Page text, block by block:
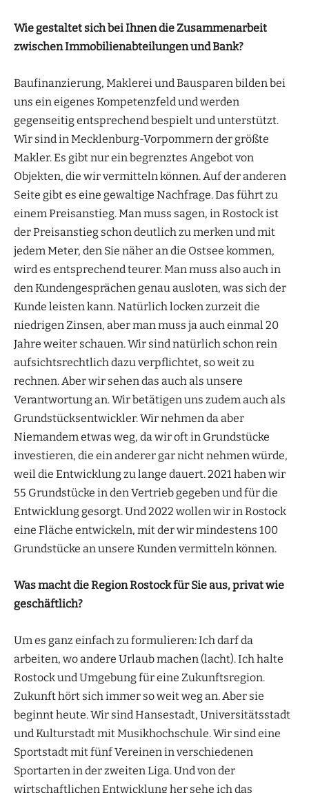
Wie gestaltet sich bei Ihnen die Zusammenarbeit
zwischen Immobilienabteilungen und Bank?
Baufinanzierung, Maklerei und Bausparen bilden bei
uns ein eigenes Kompetenzfeld und werden
gegenseitig entsprechend bespielt und unterstützt.
Wir sind in Mecklenburg-Vorpommern der größte
Makler. Es gibt nur ein begrenztes Angebot von
Objekten, die wir vermitteln können. Auf der anderen
Seite gibt es eine gewaltige Nachfrage. Das führt zu
einem Preisanstieg. Man muss sagen, in Rostock ist
der Preisanstieg schon deutlich zu merken und mit
jedem Meter, den Sie näher an die Ostsee kommen,
wird es entsprechend teurer. Man muss also auch in
den Kundengesprächen genau ausloten, was sich der
Kunde leisten kann. Natürlich locken zurzeit die
niedrigen Zinsen, aber man muss ja auch einmal 20
Jahre weiter schauen. Wir sind natürlich schon rein
aufsichtsrechtlich dazu verpflichtet, so weit zu
rechnen. Aber wir sehen das auch als unsere
Verantwortung an. Wir betätigen uns zudem auch als
Grundstücksentwickler. Wir nehmen da aber
Niemandem etwas weg, da wir oft in Grundstücke
investieren, die ein anderer gar nicht nehmen würde,
weil die Entwicklung zu lange dauert. 2021 haben wir
55 Grundstücke in den Vertrieb gegeben und für die
Entwicklung gesorgt. Und 2022 wollen wir in Rostock
eine Fläche entwickeln, mit der wir mindestens 100
Grundstücke an unsere Kunden vermitteln können.
Was macht die Region Rostock für Sie aus, privat wie
geschäftlich?
Um es ganz einfach zu formulieren: Ich darf da
arbeiten, wo andere Urlaub machen (lacht). Ich halte
Rostock und Umgebung für eine Zukunftsregion.
Zukunft hört sich immer so weit weg an. Aber sie
beginnt heute. Wir sind Hansestadt, Universitätsstadt
und Kulturstadt mit Musikhochschule. Wir sind eine
Sportstadt mit fünf Vereinen in verschiedenen
Sportarten in der zweiten Liga. Und von der
wirtschaftlichen Entwicklung her sehe ich das